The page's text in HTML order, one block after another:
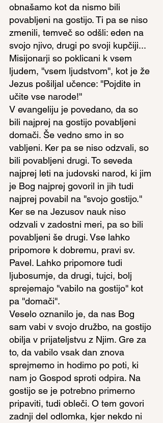
obnašamo kot da nismo bili
povabljeni na gostijo. Ti pa se niso
zmenili, temveč so odšli: eden na
svojo njivo, drugi po svoji kupčiji...
Misijonarji so poklicani k vsem
ljudem, ''vsem ljudstvom'', kot je že
Jezus pošiljal učence: ''Pojdite in
učite vse narode!''
V evangeliju je povedano, da so
bili najprej na gostijo povabljeni
domači. Še vedno smo in so
vabljeni. Ker pa se niso odzvali, so
bili povabljeni drugi. To seveda
najprej leti na judovski narod, ki jim
je Bog najprej govoril in jih tudi
najprej povabil na ''svojo gostijo.''
Ker se na Jezusov nauk niso
odzvali v zadostni meri, pa so bili
povabljeni še drugi. Vse lahko
pripomore k dobremu, pravi sv.
Pavel. Lahko pripomore tudi
ljubosumje, da drugi, tujci, bolj
sprejemajo ''vabilo na gostijo'' kot
pa ''domači''.
Veselo oznanilo je, da nas Bog
sam vabi v svojo družbo, na gostijo
obilja v prijateljstvu z Njim. Gre za
to, da vabilo vsak dan znova
sprejmemo in hodimo po poti, ki
nam jo Gospod sproti odpira. Na
gostijo se je potrebno primerno
pripaviti, tudi obleči. O tem govori
zadnji del odlomka, kjer nekdo ni